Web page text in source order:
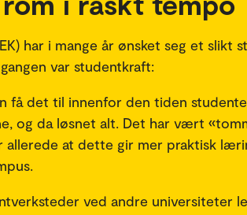
har i mange år ønsket seg et slikt
var studentkraft:
få det til innenfor den tiden
og da løsnet alt. Det har vært
allerede at dette gir mer praktisk
ved andre universiteter